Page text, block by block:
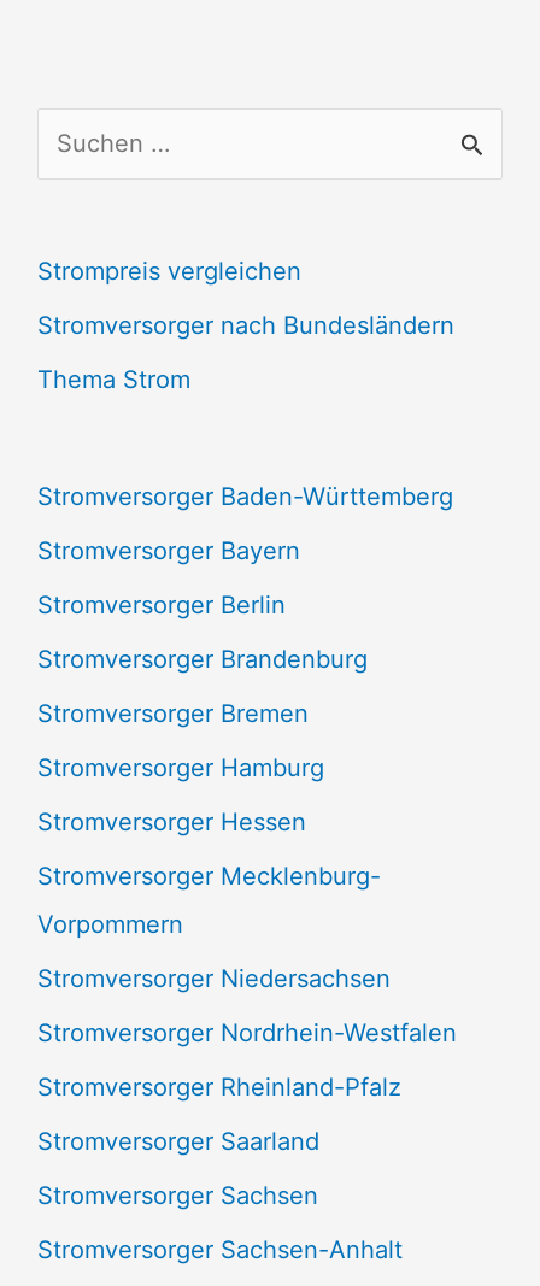
u
h
e
n
h
:
Strompreis vergleichen
Stromversorger nach Bundesländern
Thema Strom
Stromversorger Baden-Württemberg
Stromversorger Bayern
Stromversorger Berlin
Stromversorger Brandenburg
Stromversorger Bremen
Stromversorger Hamburg
Stromversorger Hessen
Stromversorger Mecklenburg-
Vorpommern
Stromversorger Niedersachsen
Stromversorger Nordrhein-Westfalen
Stromversorger Rheinland-Pfalz
Stromversorger Saarland
Stromversorger Sachsen
Stromversorger Sachsen-Anhalt